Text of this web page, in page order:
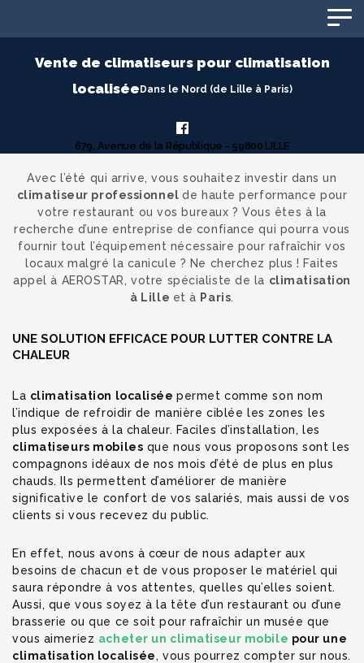
Vente de climatiseurs pour climatisation
localisée Dans le Nord (de Lille à Paris)
679, Avenue de la République - 59800 LILLE
Avec l’été qui arrive, vous souhaitez investir dans un
climatiseur professionnelde haute performance pour
votre restaurant ou vos bureaux ? Vous êtes à la
recherche d’une entreprise de confiance qui pourra vous
fournir tout l’équipement nécessaire pour rafraîchir vos
locaux malgré la canicule ? Ne cherchez plus ! Faites
appel à AEROSTAR, votre spécialiste de la climatisation
à Lille et à Paris.
UNE SOLUTION EFFICACE POUR LUTTER CONTRE LA
CHALEUR
La climatisation localiséepermet comme son nom
l’indique de refroidir de manière ciblée les zones les
plus exposées à la chaleur. Faciles d’installation, les
climatiseurs mobiles que nous vous proposons sont les
compagnons idéaux de nos mois d’été de plus en plus
chauds. Ils permettent d’améliorer de manière
significative le confort de vos salariés, mais aussi de vos
clients si vous recevez du public.
En effet, nous avons à cœur de nous adapter aux
besoins de chacun et de vous proposer le matériel qui
saura répondre à vos attentes, quelles qu’elles soient.
Aussi, que vous soyez à la tête d’un restaurant ou d’une
brasserie ou que ce soit pour rafraîchir un musée que
vous aimeriez acheter un climatiseur mobile pour une
climatisation localisée, vous pourrez compter sur nous.